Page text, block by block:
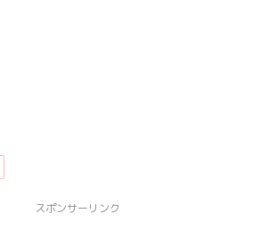
スポンサーリンク